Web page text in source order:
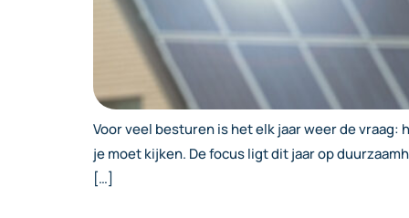
Voor veel besturen is het elk jaar weer de
je moet kijken. De focus ligt dit jaar op
[…]